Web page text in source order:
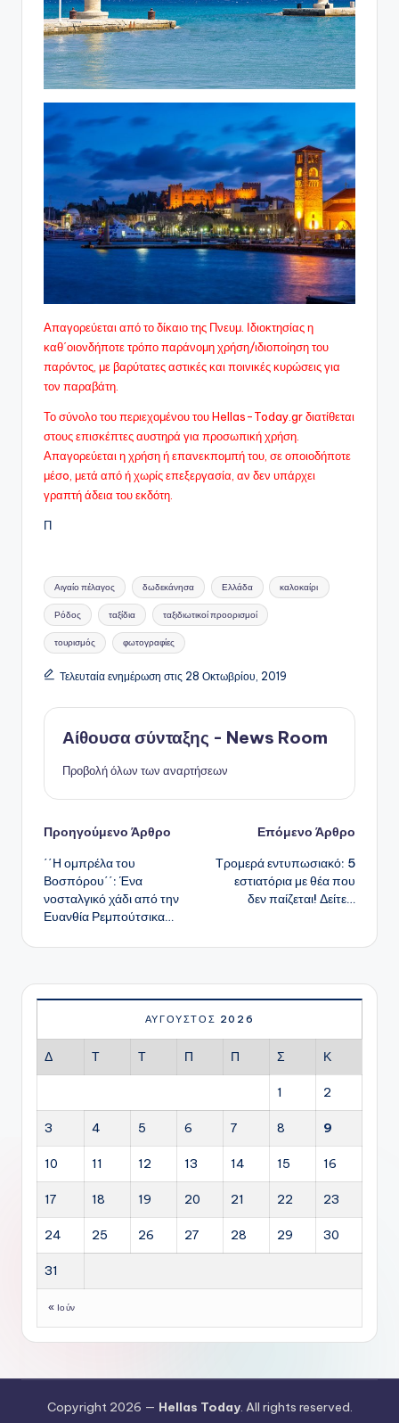
Απαγορεύεται από το δίκαιο της Πνευμ. Ιδιοκτησίας η
καθ΄οιονδήποτε τρόπο παράνομη χρήση/ιδιοποίηση του
παρόντος, με βαρύτατες αστικές και ποινικές κυρώσεις για
τον παραβάτη.
Το σύνολο του περιεχομένου του Hellas-Today.gr διατίθεται
στους επισκέπτες αυστηρά για προσωπική χρήση.
Απαγορεύεται η χρήση ή επανεκπομπή του, σε οποιοδήποτε
μέσo, μετά από ή χωρίς επεξεργασία, αν δεν υπάρχει
γραπτή άδεια του εκδότη.
Π
Ετικέτες:
Αιγαίο πέλαγος δωδεκάνησα Ελλάδα καλοκαίρι
Ρόδος ταξίδια ταξιδιωτικοί προορισμοί
τουρισμός φωτογραφίες
Τελευταία ενημέρωση στις 28 Οκτωβρίου, 2019
Αίθουσα σύνταξης - News Room
Προβολή όλων των αναρτήσεων
Πλοήγηση
δημοσιεύσεων
Προηγούμενο Άρθρο
΄΄Η ομπρέλα του
Βοσπόρου΄΄: Ένα
νοσταλγικό χάδι από την
Ευανθία Ρεμπούτσικα…
Επόμενο Άρθρο
Τρομερά εντυπωσιακό: 5
εστιατόρια με θέα που
δεν παίζεται! Δείτε…
ΑΎΓΟΥΣΤΟΣ 2026
Δ Τ Τ Π Π Σ Κ
1 2
3 4 5 6 7 8 9
10 11 12 13 14 15 16
17 18 19 20 21 22 23
24 25 26 27 28 29 30
31
« Ιούν
Copyright 2026 — Hellas Today. All rights reserved.